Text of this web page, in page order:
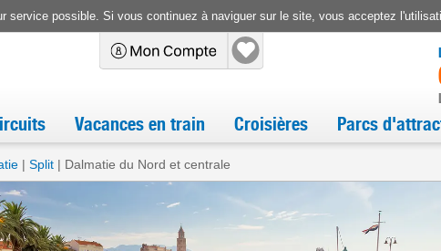
service possible. Si vous continuez à naviguer sur le site, vous acceptez
Vacances en train Croisières Parcs
Split Dalmatie du Nord et centrale